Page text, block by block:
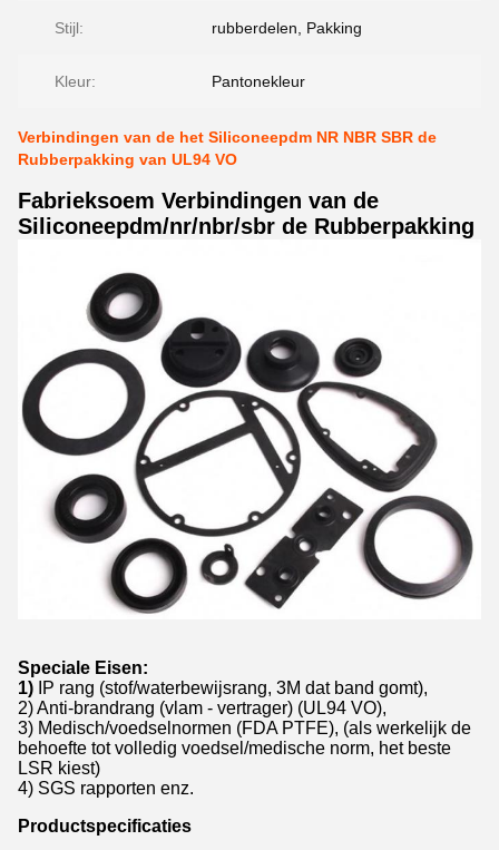
Stijl: rubberdelen, Pakking
Kleur: Pantonekleur
Verbindingen van de het Siliconeepdm NR NBR SBR de
Rubberpakking van UL94 VO
Fabrieksoem Verbindingen van de
Siliconeepdm/nr/nbr/sbr de Rubberpakking
Speciale Eisen:
1) IP rang (stof/waterbewijsrang, 3M dat band gomt),
2) Anti-brandrang (vlam - vertrager) (UL94 VO),
3) Medisch/voedselnormen (FDA PTFE), (als werkelijk de
behoefte tot volledig voedsel/medische norm, het beste
LSR kiest)
4) SGS rapporten enz.
Productspecificaties